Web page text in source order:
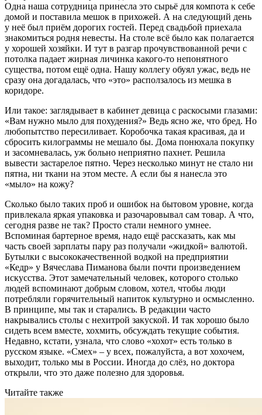
Одна наша сотрудница принесла это сырьё для компота к себе
домой и поставила мешок в прихожей. А на следующий день
у неё был приём дорогих гостей. Перед свадьбой приехала
знакомиться родня невесты. На столе всё было как полагается
у хорошей хозяйки. И тут в разгар прочувствованной речи с
потолка падает жирная личинка какого-то непонятного
существа, потом ещё одна. Нашу коллегу обуял ужас, ведь не
сразу она догадалась, что «это» расползалось из мешка в
коридоре.
Или такое: заглядывает в кабинет девица с раскосыми глазами:
«Вам нужно мыло для похудения?» Ведь ясно же, что бред. Но
любопытство пересиливает. Коробочка такая красивая, да и
сбросить килограммы не мешало бы. Дома понюхала покупку
и засомневалась, уж больно неприятно пахнет. Решила
вывести застарелое пятно. Через несколько минут не стало ни
пятна, ни ткани на этом месте. А если бы я нанесла это
«мыло» на кожу?
Сколько было таких проб и ошибок на бытовом уровне, когда
привлекала яркая упаковка и разочаровывал сам товар. А что,
сегодня разве не так? Просто стали немного умнее.
Вспоминая бартерное время, надо ещё рассказать, как мы
часть своей зарплаты пару раз получали «жидкой» валютой.
Бутылки с высококачественной водкой на предприятии
«Кедр» у Вячеслава Пиманова были почти произведением
искусства. Этот замечательный человек, которого столько
людей вспоминают добрым словом, хотел, чтобы люди
потребляли горячительный напиток культурно и осмысленно.
В принципе, мы так и старались. В редакции часто
накрывались столы с нехитрой закуской. И так хорошо было
сидеть всем вместе, хохмить, обсуждать текущие события.
Недавно, кстати, узнала, что слово «хохот» есть только в
русском языке. «Смех» – у всех, пожалуйста, а вот хохочем,
выходит, только мы в России. Иногда до слёз, но доктора
открыли, что это даже полезно для здоровья.
Читайте также